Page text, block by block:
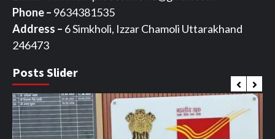
Phone – 9634381535
Address – 6 Simkholi, Izzar Chamoli Uttarakhand
246473
Posts Slider